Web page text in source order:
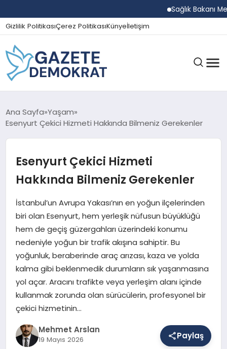
Sağlık Bakanı
Gizlilik PolitikasıÇerez PolitikasıKünyeİletişim
GÜNDEM
SPOR
SAĞLIK
EĞITIM
DÜNYA
Ana Sayfa Yaşam
Esenyurt Çekici Hizmeti Hakkında Bilmeniz Gerekenler
Esenyurt Çekici Hizmeti
Hakkında Bilmeniz Gerekenler
İstanbul’un Avrupa Yakası’nın en yoğun ilçelerinden
biri olan Esenyurt, hem yerleşik nüfusun büyüklüğü
hem de geçiş güzergahları üzerindeki konumu
nedeniyle yoğun bir trafik akışına sahiptir. Bu
yoğunluk, beraberinde araç arızası, kaza ve yolda
kalma gibi beklenmedik durumların sık yaşanmasına
yol açar. Aracını trafikte veya yerleşim alanı içinde
kullanmak zorunda olan sürücülerin, profesyonel bir
çekici hizmetinin…
Mehmet Arslan
19 Mayıs 2026 Paylaş